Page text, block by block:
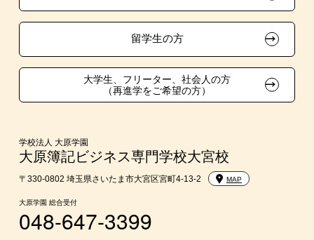
在校生・卒業生紹介推薦入学
大学生・短期大学生特別入学
学費
東京経営大学への3年次編入学
入学前のお勧め学習システム
大学・短期大学・公務員併願制度
留学生の方
大学生、フリーター、社会人の方
（再進学をご希望の方）
学校法人 大原学園
大原簿記ビジネス専門学校大宮校
〒330-0802 埼玉県さいたま市大宮区宮町4-13-2 MAP
大原学園 総合受付
048-647-3399